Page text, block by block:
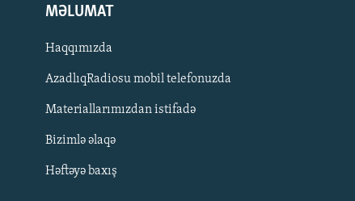
MƏLUMAT
Haqqımızda
AzadlıqRadiosu mobil telefonuzda
Materiallarımızdan istifadə
Bizimlə əlaqə
Həftəyə baxış